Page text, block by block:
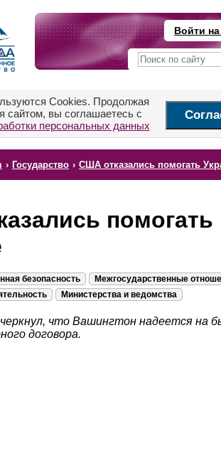
Войти
Cookies. Продолжая
сайтом, вы соглашаетесь с
персональных данных
› Государство › США отказались помогать
помогать
безопасность
Межгосударственные
Министерства и ведомства
что Вашингтон надеется на
договора.